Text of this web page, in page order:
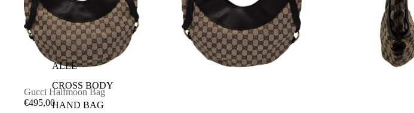
ALLE
CROSS BODY
HAND BAG
AUSVERKAUFT
Gucci Halfmoon Bag
€495,00